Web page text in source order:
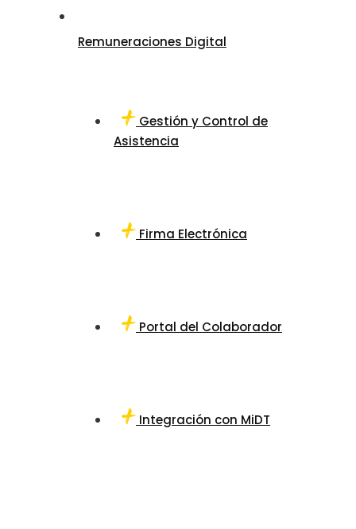
Remuneraciones Digital
Gestión y Control de
Asistencia
Firma Electrónica
Portal del Colaborador
Integración con MiDT